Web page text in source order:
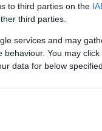
to third parties on the
third parties.
services and may
You may
data for below
har dubblerat
gett mig
skapat rent
till stor del är
år alltid gjort